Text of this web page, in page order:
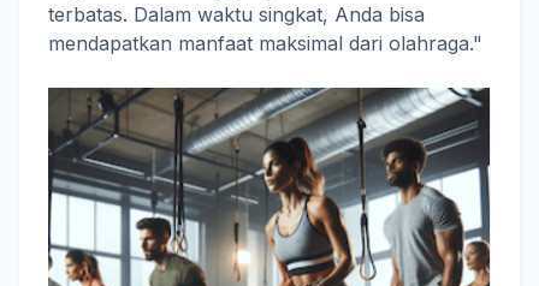
terbatas. Dalam waktu singkat, Anda bisa
mendapatkan manfaat maksimal dari olahraga."